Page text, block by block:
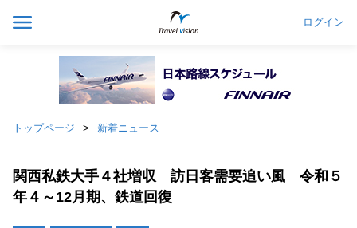
ログイン
トップページ 新着ニュース
関西私鉄大手４社増収 訪日客需要追い風 令和５
年４～12月期、鉄道回復